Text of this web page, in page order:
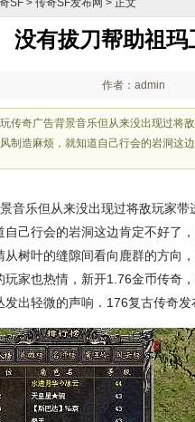
SF > 传奇SF发布网 > 正文
没有拔刀帮助祖
作者：admin
传奇广告背景音乐但从来没出现过将
制造麻烦，就知道自己行会的岩洞这
音乐但从来没出现过将敌玩家
自己行会的岩洞这边肯定不好了
从树叶的缝隙间看向鹿群的方向
玩家也热情，新开1.76金币传奇
发出轻微的声响．176复古传奇